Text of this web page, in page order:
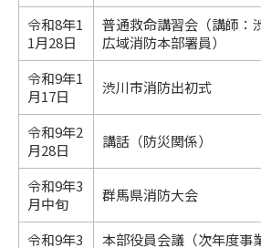
令和8年1
1月28日
普通救命講習会（講師：
広域消防本部署員）
令和9年1
月17日
渋川市消防出初式
令和9年2
月28日
講話（防災関係）
令和9年3
月中旬
群馬県消防大会
令和9年3 本部役員会議（次年度事